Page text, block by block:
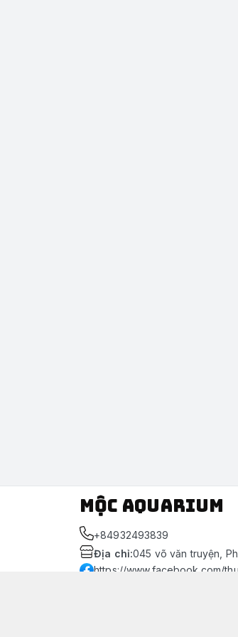
Mộc Aquarium
+84932493839
Địa chỉ:045 võ văn truyện,
https://www.facebook.com/